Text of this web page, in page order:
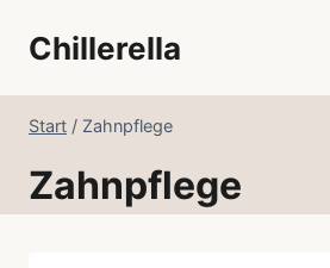
InhaltChillerella
Start / Zahnpflege
Zahnpflege